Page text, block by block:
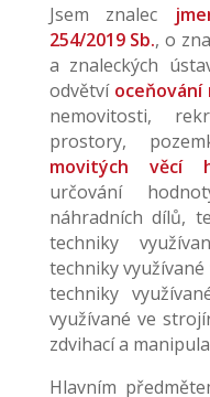
Jsem znalec
254/2019 Sb., o
a znaleckých
odvětví oceňování
nemovitosti,
prostory,
movitých věcí
určování
náhradních dílů,
techniky
techniky
techniky
využívané ve
zdvihací a
Hlavním